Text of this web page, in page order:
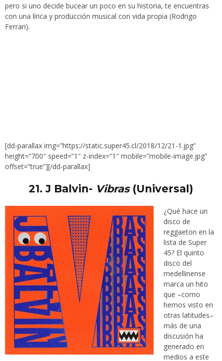
pero si uno decide bucear un poco en su historia, te encuentras
con una lírica y producción musical con vida propia (Rodrigo
Ferrari).
[dd-parallax img=”https://static.super45.cl/2018/12/21-1.jpg”
height=”700″ speed=”1″ z-index=”1″ mobile=”mobile-image.jpg”
offset=”true”][/dd-parallax]
21. J Balvin- Vibras(Universal)
¿Qué hace un
disco de
reggaeton en la
lista de Super
45? El quinto
disco del
medellinense
marca un hito
que –como
hemos visto en
otras latitudes–
más de una
discusión ha
generado en
medios a este